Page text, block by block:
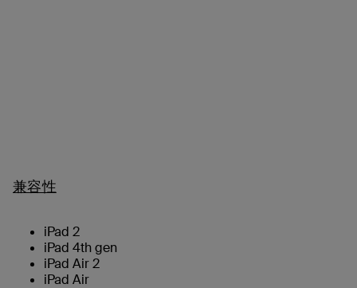
兼容性
iPad 2
iPad 4th gen
iPad Air 2
iPad Air